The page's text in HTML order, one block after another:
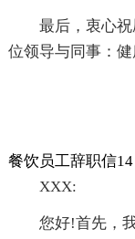
最后，衷心
位领导与同事：健
餐饮员工辞职信14
XXX:
您好!首先，